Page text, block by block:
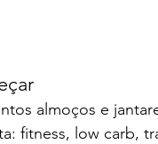
almoços e
fitness, low carb,